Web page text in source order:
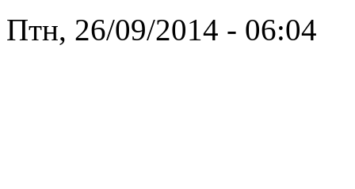
Птн, 26/09/2014 - 06:04